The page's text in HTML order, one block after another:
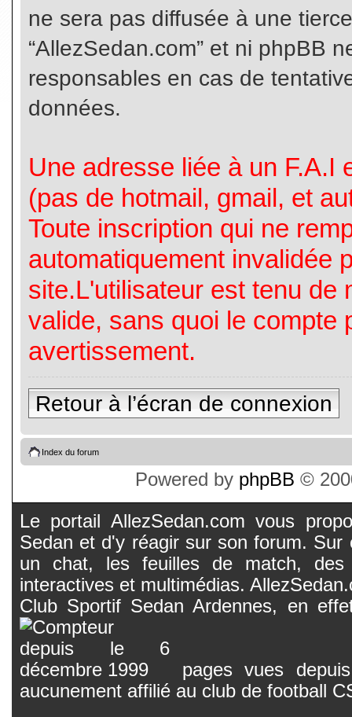
ne sera pas diffusée à une
“AllezSedan.com” et ni phpBB
responsables en cas de
données.
Une adresse liée à un F.A.I
(pas de hotmail, gmail, et
Toute inscription qui ne
automatiquement invalidée
site.L'utilisateur est tenu de
valide, sans quoi le compte
avertissement.
Retour à l’écran de connexion
Index du forum
Powered by phpBB ©
Le portail AllezSedan.com vous
Sedan et d'y réagir sur son forum.
un chat, les feuilles de match, des
interactives et multimédias.
Club Sportif Sedan Ardennes, en
pages vues
aucunement affilié au club de football